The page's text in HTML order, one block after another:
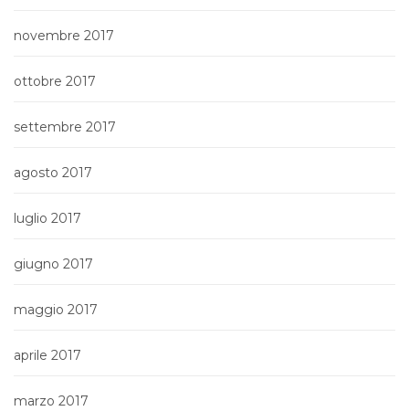
novembre 2017
ottobre 2017
settembre 2017
agosto 2017
luglio 2017
giugno 2017
maggio 2017
aprile 2017
marzo 2017